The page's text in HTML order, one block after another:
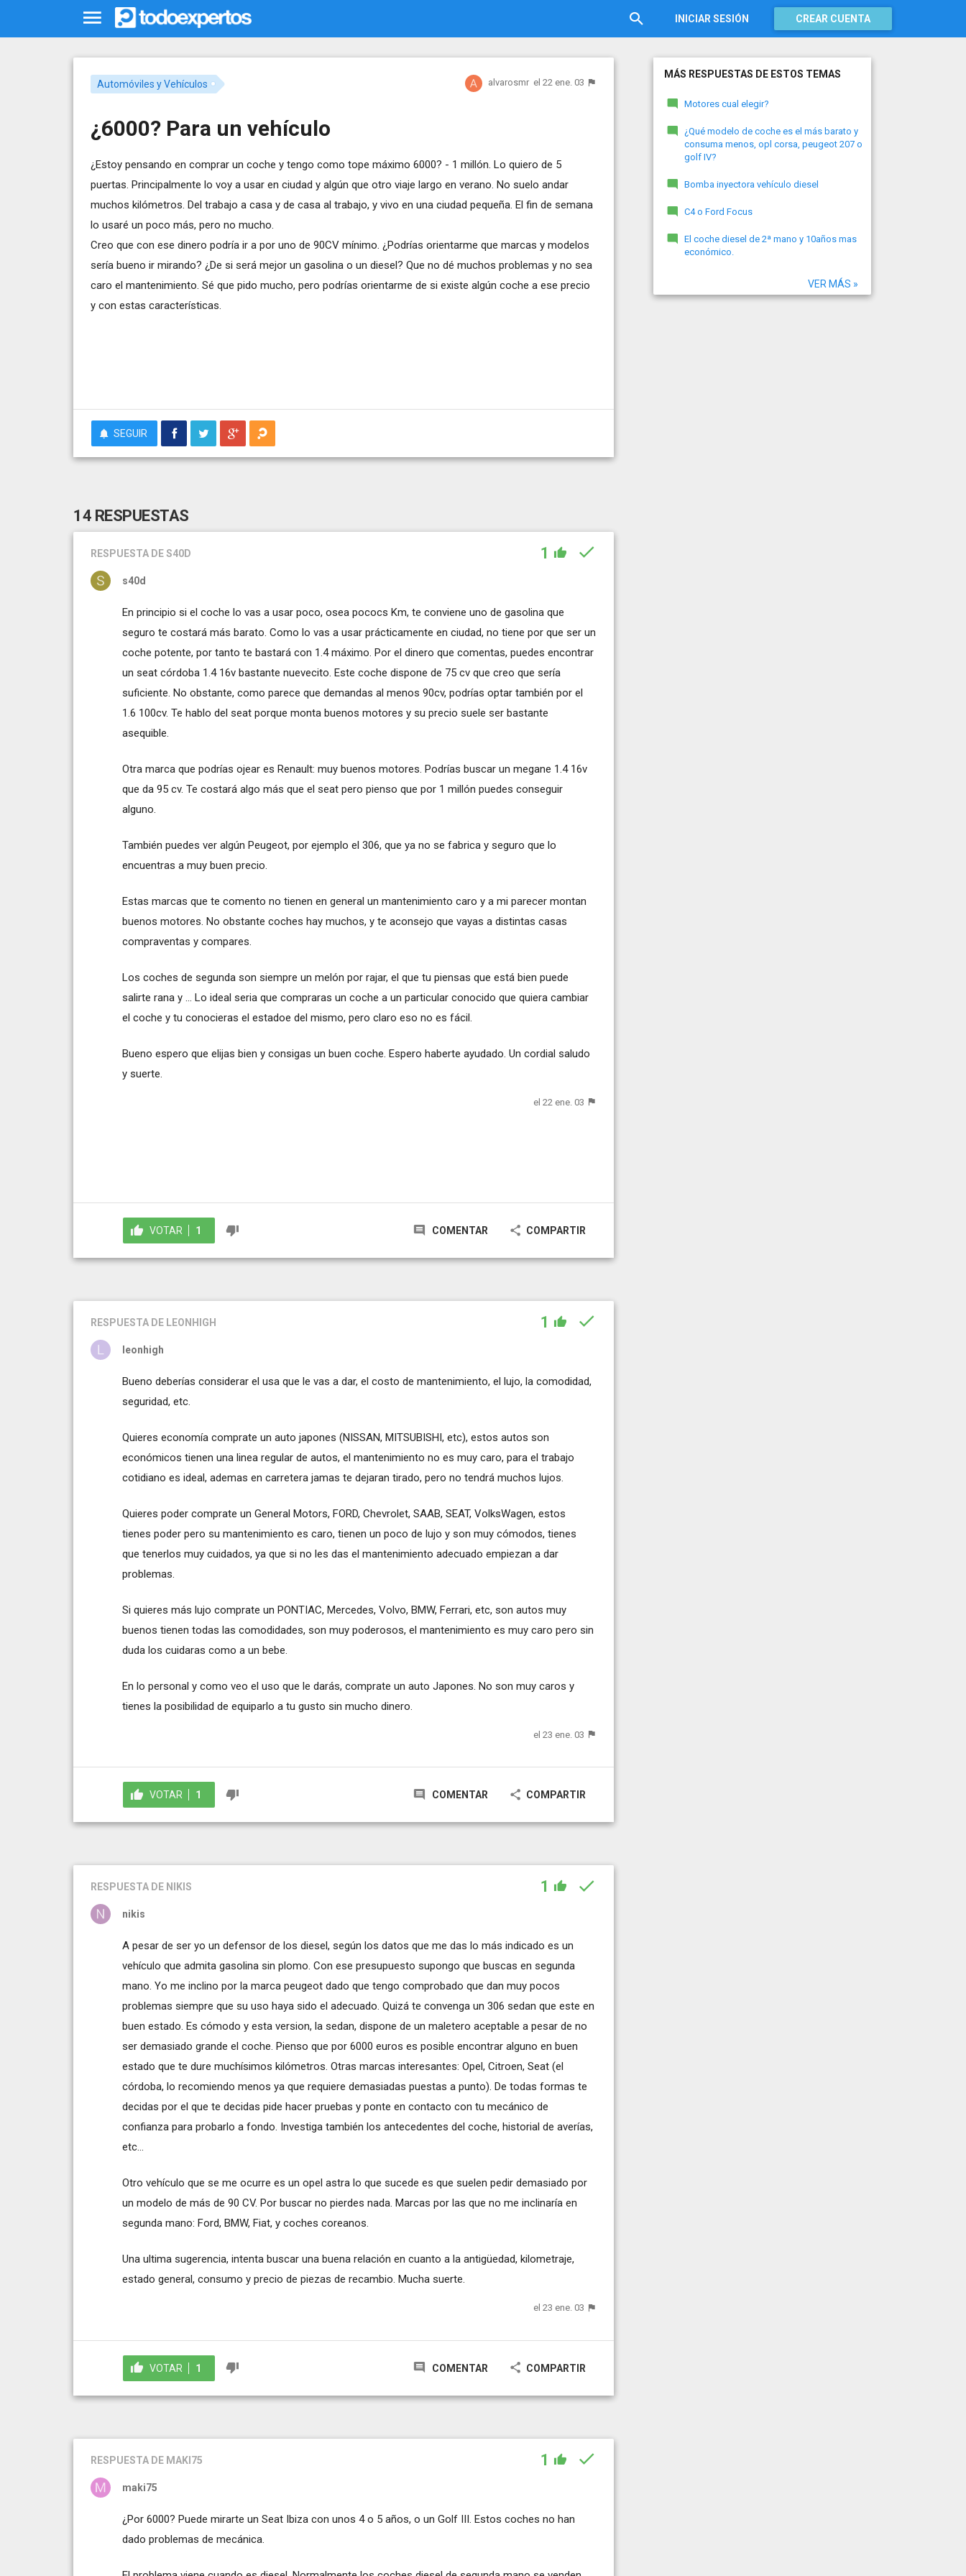
INICIAR SESIÓN CREAR CUENTA
Automóviles y Vehículos alvarosmr el 22 ene. 03
¿6000? Para un vehículo
¿Estoy pensando en comprar un coche y tengo como tope máximo 6000? - 1 millón. Lo quiero de 5
puertas. Principalmente lo voy a usar en ciudad y algún que otro viaje largo en verano. No suelo andar
muchos kilómetros. Del trabajo a casa y de casa al trabajo, y vivo en una ciudad pequeña. El fin de semana
lo usaré un poco más, pero no mucho.
Creo que con ese dinero podría ir a por uno de 90CV mínimo. ¿Podrías orientarme que marcas y modelos
sería bueno ir mirando? ¿De si será mejor un gasolina o un diesel? Que no dé muchos problemas y no sea
caro el mantenimiento. Sé que pido mucho, pero podrías orientarme de si existe algún coche a ese precio
y con estas características.
SEGUIR
14 RESPUESTAS
RESPUESTA DE S40D 1
s40d
En principio si el coche lo vas a usar poco, osea pococs Km, te conviene uno de gasolina que
seguro te costará más barato. Como lo vas a usar prácticamente en ciudad, no tiene por que ser un
coche potente, por tanto te bastará con 1.4 máximo. Por el dinero que comentas, puedes encontrar
un seat córdoba 1.4 16v bastante nuevecito. Este coche dispone de 75 cv que creo que sería
suficiente. No obstante, como parece que demandas al menos 90cv, podrías optar también por el
1.6 100cv. Te hablo del seat porque monta buenos motores y su precio suele ser bastante
asequible.
Otra marca que podrías ojear es Renault: muy buenos motores. Podrías buscar un megane 1.4 16v
que da 95 cv. Te costará algo más que el seat pero pienso que por 1 millón puedes conseguir
alguno.
También puedes ver algún Peugeot, por ejemplo el 306, que ya no se fabrica y seguro que lo
encuentras a muy buen precio.
Estas marcas que te comento no tienen en general un mantenimiento caro y a mi parecer montan
buenos motores. No obstante coches hay muchos, y te aconsejo que vayas a distintas casas
compraventas y compares.
Los coches de segunda son siempre un melón por rajar, el que tu piensas que está bien puede
salirte rana y ... Lo ideal seria que compraras un coche a un particular conocido que quiera cambiar
el coche y tu conocieras el estadoe del mismo, pero claro eso no es fácil.
Bueno espero que elijas bien y consigas un buen coche. Espero haberte ayudado. Un cordial saludo
y suerte.
el 22 ene. 03
VOTAR 1 COMENTAR COMPARTIR
RESPUESTA DE LEONHIGH 1
leonhigh
Bueno deberías considerar el usa que le vas a dar, el costo de mantenimiento, el lujo, la comodidad,
seguridad, etc.
Quieres economía comprate un auto japones (NISSAN, MITSUBISHI, etc), estos autos son
económicos tienen una linea regular de autos, el mantenimiento no es muy caro, para el trabajo
cotidiano es ideal, ademas en carretera jamas te dejaran tirado, pero no tendrá muchos lujos.
Quieres poder comprate un General Motors, FORD, Chevrolet, SAAB, SEAT, VolksWagen, estos
tienes poder pero su mantenimiento es caro, tienen un poco de lujo y son muy cómodos, tienes
que tenerlos muy cuidados, ya que si no les das el mantenimiento adecuado empiezan a dar
problemas.
Si quieres más lujo comprate un PONTIAC, Mercedes, Volvo, BMW, Ferrari, etc, son autos muy
buenos tienen todas las comodidades, son muy poderosos, el mantenimiento es muy caro pero sin
duda los cuidaras como a un bebe.
En lo personal y como veo el uso que le darás, comprate un auto Japones. No son muy caros y
tienes la posibilidad de equiparlo a tu gusto sin mucho dinero.
el 23 ene. 03
VOTAR 1 COMENTAR COMPARTIR
RESPUESTA DE NIKIS 1
nikis
A pesar de ser yo un defensor de los diesel, según los datos que me das lo más indicado es un
vehículo que admita gasolina sin plomo. Con ese presupuesto supongo que buscas en segunda
mano. Yo me inclino por la marca peugeot dado que tengo comprobado que dan muy pocos
problemas siempre que su uso haya sido el adecuado. Quizá te convenga un 306 sedan que este en
buen estado. Es cómodo y esta version, la sedan, dispone de un maletero aceptable a pesar de no
ser demasiado grande el coche. Pienso que por 6000 euros es posible encontrar alguno en buen
estado que te dure muchísimos kilómetros. Otras marcas interesantes: Opel, Citroen, Seat (el
córdoba, lo recomiendo menos ya que requiere demasiadas puestas a punto). De todas formas te
decidas por el que te decidas pide hacer pruebas y ponte en contacto con tu mecánico de
confianza para probarlo a fondo. Investiga también los antecedentes del coche, historial de averías,
etc...
Otro vehículo que se me ocurre es un opel astra lo que sucede es que suelen pedir demasiado por
un modelo de más de 90 CV. Por buscar no pierdes nada. Marcas por las que no me inclinaría en
segunda mano: Ford, BMW, Fiat, y coches coreanos.
Una ultima sugerencia, intenta buscar una buena relación en cuanto a la antigüedad, kilometraje,
estado general, consumo y precio de piezas de recambio. Mucha suerte.
el 23 ene. 03
VOTAR 1 COMENTAR COMPARTIR
RESPUESTA DE MAKI75 1
maki75
¿Por 6000? Puede mirarte un Seat Ibiza con unos 4 o 5 años, o un Golf III. Estos coches no han
dado problemas de mecánica.
MÁS RESPUESTAS DE ESTOS TEMAS
Motores cual elegir?
¿Qué modelo de coche es el más barato y
consuma menos, opl corsa, peugeot 207 o
golf IV?
Bomba inyectora vehículo diesel
C4 o Ford Focus
El coche diesel de 2ª mano y 10años mas
económico.
VER MÁS »